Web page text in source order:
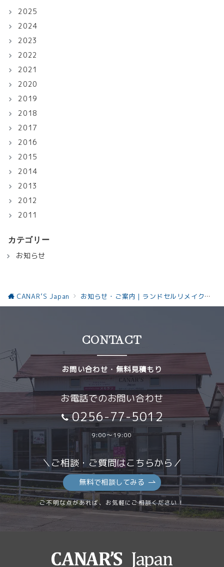
2025
2024
2023
2022
2021
2020
2019
2018
2017
2016
2015
2014
2013
2012
2011
カテゴリー
お知らせ
CANAR’S Japan お知らせ・ご案内｜ランドセルリメイクと革製品の最新情報お知らせ
CONTACT
お問い合わせ・無料見積もり
お電話でのお問い合わせ
0256-77-5012
9:00～19:00
＼ご相談・ご質問はこちらから／
無料で相談してみる
ご不明な点があれば、お気軽にご相談ください！